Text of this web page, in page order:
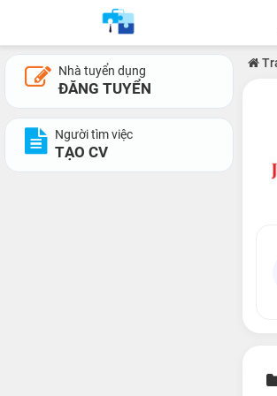
Nhà tuyển dụng
ĐĂNG TUYỂN
Người tìm việc
TẠO CV